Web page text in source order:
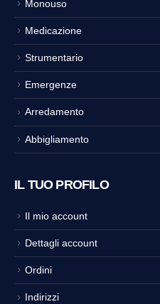
Monouso
Medicazione
Strumentario
Emergenze
Arredamento
Abbigliamento
IL TUO PROFILO
Il mio account
Dettagli account
Ordini
Indirizzi